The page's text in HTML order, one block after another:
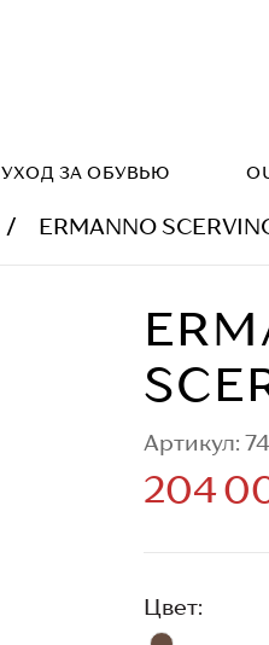
УХОД ЗА ОБУВЬЮ
ERMANNO
Артикул:
204
Цвет: